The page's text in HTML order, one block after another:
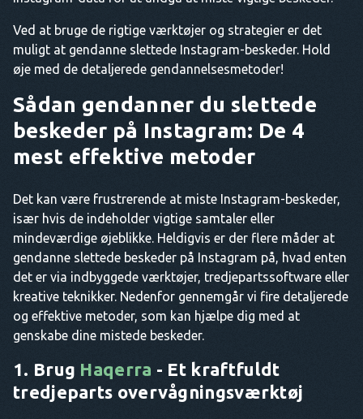
Ved at bruge de rigtige værktøjer og strategier er det
muligt at gendanne slettede Instagram-beskeder. Hold
øje med de detaljerede gendannelsesmetoder!
Sådan gendanner du slettede
beskeder på Instagram: De 4
mest effektive metoder
Det kan være frustrerende at miste Instagram-beskeder,
især hvis de indeholder vigtige samtaler eller
mindeværdige øjeblikke. Heldigvis er der flere måder at
gendanne slettede beskeder på Instagram på, hvad enten
det er via indbyggede værktøjer, tredjepartssoftware eller
kreative teknikker. Nedenfor gennemgår vi fire detaljerede
og effektive metoder, som kan hjælpe dig med at
genskabe dine mistede beskeder.
1. Brug Haqerra - Et kraftfuldt
tredjeparts overvågningsværktøj